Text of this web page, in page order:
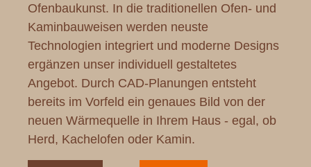
Ofenbaukunst. In die traditionellen Ofen- und
Kaminbauweisen werden neuste
Technologien integriert und moderne Designs
ergänzen unser individuell gestaltetes
Angebot. Durch CAD-Planungen entsteht
bereits im Vorfeld ein genaues Bild von der
neuen Wärmequelle in Ihrem Haus - egal, ob
Herd, Kachelofen oder Kamin.